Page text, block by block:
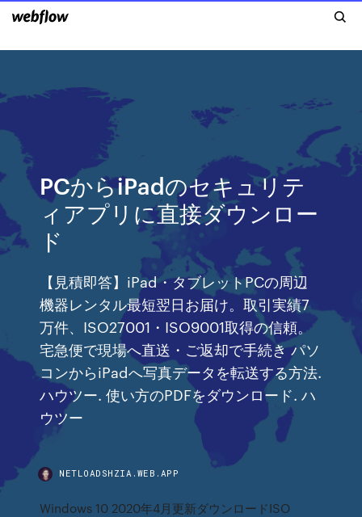
PCからiPadのセキュリテ
ィアプリに直接ダウンロー
ド
【見積即答】iPad・タブレットPCの周辺
機器レンタル最短翌日お届け。取引実績7
万件、ISO27001・ISO9001取得の信頼。
宅急便で現場へ直送・ご返却で手続き パソ
コンからiPadへ写真データを転送する方法.
ハウツー. 使い方のPDFをダウンロード. ハ
ウツー
NETLOADSHZIA.WEB.APP
Windows 10 2020年4月更新ダウンロードISO